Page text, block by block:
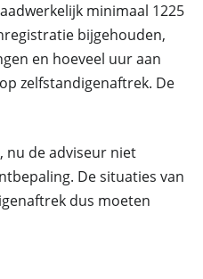
minimaal 1225
bijgehouden,
en hoeveel uur aan
zelfstandigenaftrek. De
nu de adviseur niet
De situaties van
dus moeten